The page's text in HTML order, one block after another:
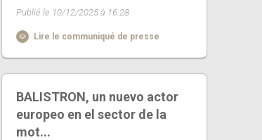
Publié le 10/12/2025 à 16:28
Lire le communiqué de presse
BALISTRON, un nuevo actor
europeo en el sector de la
mot...